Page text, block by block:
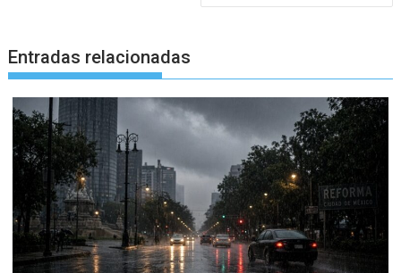
Entradas relacionadas